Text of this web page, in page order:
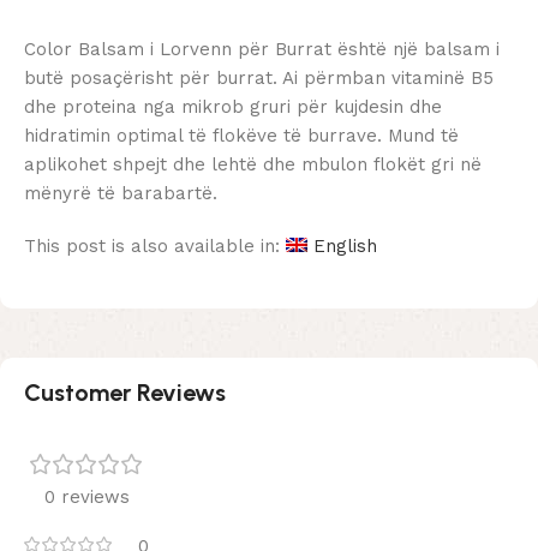
Color Balsam i Lorvenn për Burrat është një balsam i
butë posaçërisht për burrat. Ai përmban vitaminë B5
dhe proteina nga mikrob gruri për kujdesin dhe
hidratimin optimal të flokëve të burrave. Mund të
aplikohet shpejt dhe lehtë dhe mbulon flokët gri në
mënyrë të barabartë.
This post is also available in: English
Customer Reviews
0 reviews
0